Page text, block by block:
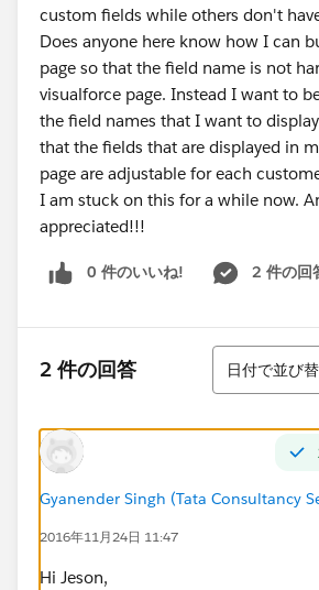
custom fields while others don't
Does anyone here know how I can
page so that the field name is not
visualforce page. Instead I want to
the field names that I want to
that the fields that are displayed in
page are adjustable for each
I am stuck on this for a while now.
appreciated!!!
0 件のいいね! 2 件の回
2 件の回答
並び替え
日付で並び替
Gyanender Singh (Tata Consultancy
2016年11月24日 11:47
Hi Jeson,